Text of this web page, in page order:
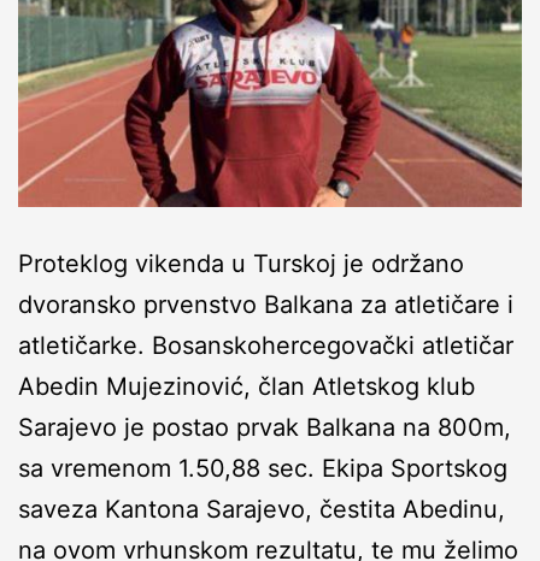
Proteklog vikenda u Turskoj je održano
dvoransko prvenstvo Balkana za atletičare i
atletičarke. Bosanskohercegovački atletičar
Abedin Mujezinović, član Atletskog klub
Sarajevo je postao prvak Balkana na 800m,
sa vremenom 1.50,88 sec. Ekipa Sportskog
saveza Kantona Sarajevo, čestita Abedinu,
na ovom vrhunskom rezultatu, te mu želimo